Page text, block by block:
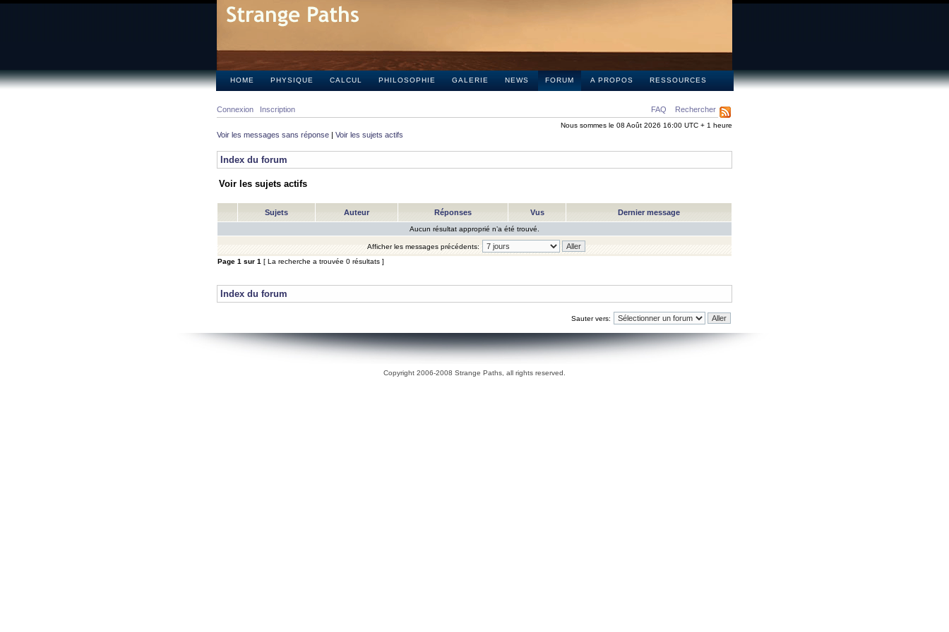
HOME PHYSIQUE CALCUL PHILOSOPHIE GALERIE NEWS FORUM A PROPOS RESSOURCES
FAQ Rechercher
Connexion Inscription
Nous sommes le 08 Août 2026 16:00 UTC + 1 heure
Voir les messages sans réponse | Voir les sujets actifs
Index du forum
Voir les sujets actifs
Sujets Auteur Réponses Vus Dernier message
Aucun résultat approprié n’a été trouvé.
Afficher les messages précédents:
Page 1 sur 1 [ La recherche a trouvée 0 résultats ]
Index du forum
Sauter vers:
Copyright 2006-2008 Strange Paths, all rights reserved.